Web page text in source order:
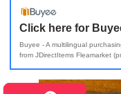
Click here for
Buyee - A multilingual
from JDirectItems Fleamarket